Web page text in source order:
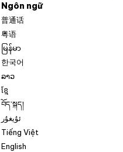
Ngôn ngữ
普通话
粤语
မြန်မာ
한국어
ລາວ
ខ្មែ
བོད་སྐད།
ئۇيغۇر
Tiếng Việt
English